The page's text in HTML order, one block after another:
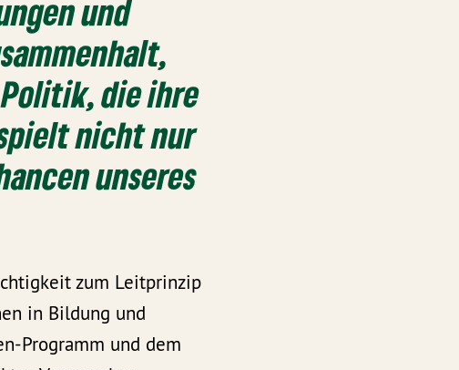
und
die ihre
nicht nur
unseres
zum Leitprinzip
in Bildung und
Programm und dem